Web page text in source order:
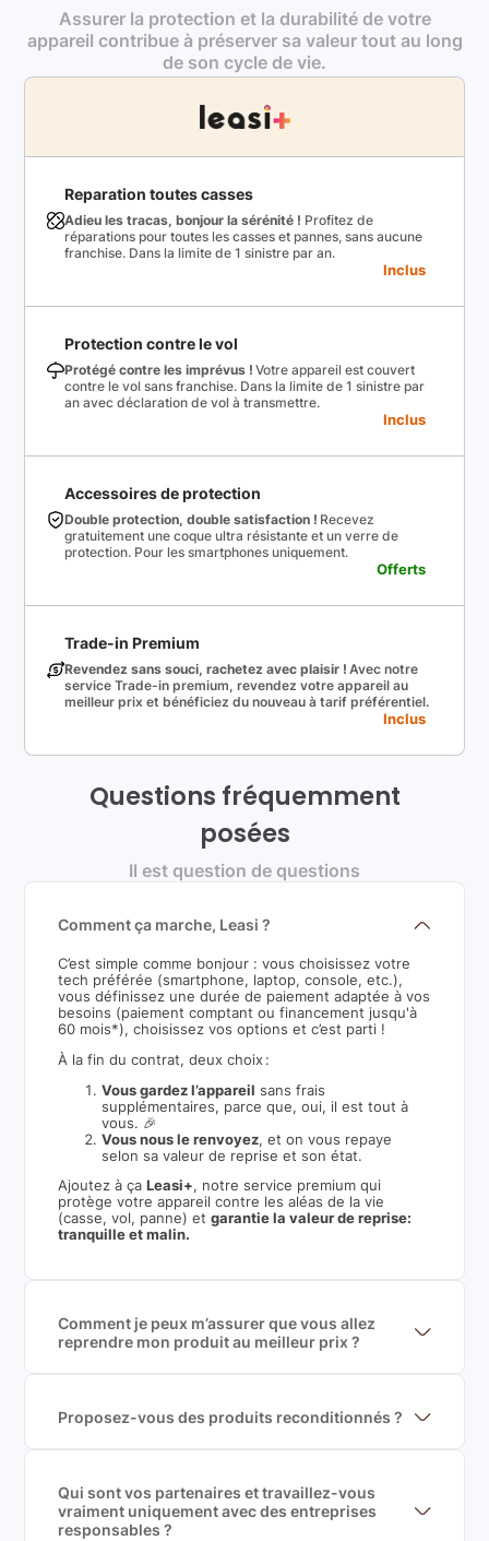
Assurer la protection et la durabilité de votre
appareil contribue à préserver sa valeur tout au long
de son cycle de vie.
Reparation toutes casses
Adieu les tracas, bonjour la sérénité ! Profitez de
réparations pour toutes les casses et pannes, sans aucune
franchise. Dans la limite de 1 sinistre par an.
Inclus
Protection contre le vol
Protégé contre les imprévus ! Votre appareil est couvert
contre le vol sans franchise. Dans la limite de 1 sinistre par
an avec déclaration de vol à transmettre.
Inclus
Accessoires de protection
Double protection, double satisfaction ! Recevez
gratuitement une coque ultra résistante et un verre de
protection. Pour les smartphones uniquement.
Offerts
Trade-in Premium
Revendez sans souci, rachetez avec plaisir ! Avec notre
service Trade-in premium, revendez votre appareil au
meilleur prix et bénéficiez du nouveau à tarif préférentiel.
Inclus
Questions fréquemment
posées
Il est question de questions
Comment ça marche, Leasi ?
C’est simple comme bonjour : vous choisissez votre
tech préférée (smartphone, laptop, console, etc.),
vous définissez une durée de paiement adaptée à vos
besoins (paiement comptant ou financement jusqu'à
60 mois*), choisissez vos options et c’est parti !
À la fin du contrat, deux choix :
Vous gardez l’appareil sans frais
supplémentaires, parce que, oui, il est tout à
vous. 🎉
Vous nous le renvoyez, et on vous repaye
selon sa valeur de reprise et son état.
Ajoutez à ça Leasi+, notre service premium qui
protège votre appareil contre les aléas de la vie
(casse, vol, panne) etgarantie la valeur de reprise:
tranquille et malin.
Comment je peux m’assurer que vous allez
reprendre mon produit au meilleur prix ?
garantir le meilleur prix de rachat. De plus, nous
sommes rémunéré à la commission sur la valeur de
Proposez-vous des produits reconditionnés ?
produits officiels de grandes marques et du
reconditionné de haute qualité
Qui sont vos partenaires et travaillez-vous
vraiment uniquement avec des entreprises
responsables ?